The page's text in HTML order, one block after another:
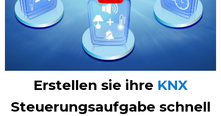
Erstellen sie ihre KNX
Steuerungsaufgabe schnell